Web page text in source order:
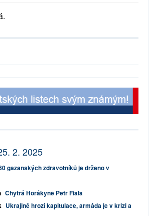
2. 2025
gazanských zdravotníků je drženo v
Chytrá Horákyně Petr Fiala
Ukrajině hrozí kapitulace, armáda je v krizi a